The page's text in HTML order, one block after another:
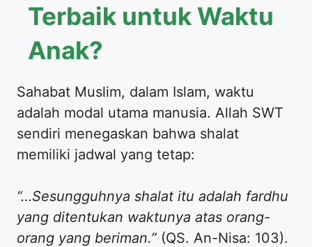
Terbaik untuk Waktu
Anak?
​Sahabat Muslim, dalam Islam, waktu
adalah modal utama manusia. Allah SWT
sendiri menegaskan bahwa shalat
memiliki jadwal yang tetap:
“…Sesungguhnya shalat itu adalah fardhu
yang ditentukan waktunya atas orang-
orang yang beriman.” (QS. An-Nisa: 103).